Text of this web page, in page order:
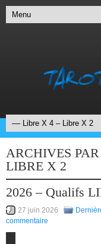
ARCHIVES
LIBRE X 2
2026 – Qualifs
27 juin 2026
commentaire